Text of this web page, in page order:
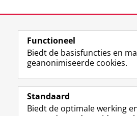
View this page in:English
Volg de RUG
F
a
e
i
Studiekiezers
Functioneel
Biedt de basisfuncties en
geanonimiseerde cookies.
Standaard
Biedt de optimale werking